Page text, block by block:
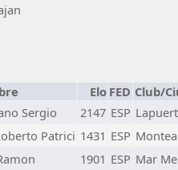
Elo FED Club/
Sergio 2147 ESP
Patrici 1431 ESP
1901 ESP Mar